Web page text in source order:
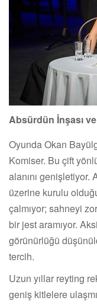
Absürdün İnşası
Oyunda Okan
Komiser. Bu çift
alanını genişletiyor.
üzerine kurulu
çalmıyor; sahneyi
bir jest aramıyor.
görünürlüğü
tercih.
Uzun yıllar reyting
geniş kitlelere